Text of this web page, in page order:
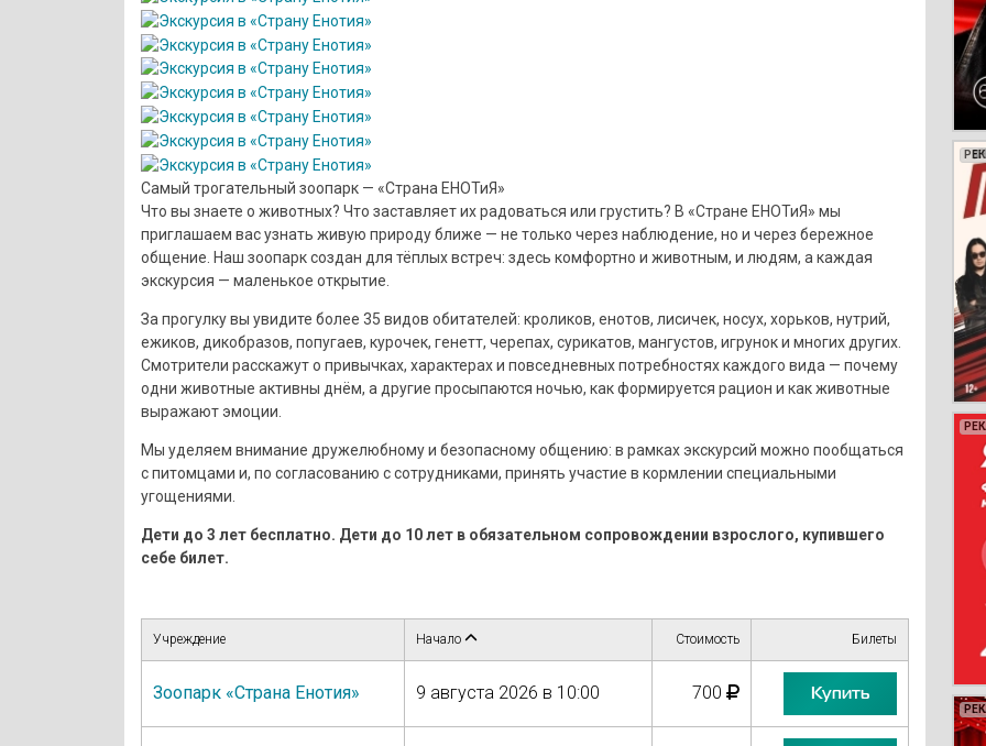
Самый трогательный зоопарк — «Страна ЕНОТиЯ»
Что вы знаете о животных? Что заставляет их радоваться или грустить? В «Стране ЕНОТиЯ» мы
приглашаем вас узнать живую природу ближе — не только через наблюдение, но и через бережное
общение. Наш зоопарк создан для тёплых встреч: здесь комфортно и животным, и людям, а каждая
экскурсия — маленькое открытие.
За прогулку вы увидите более 35 видов обитателей: кроликов, енотов, лисичек, носух, хорьков, нутрий,
ежиков, дикобразов, попугаев, курочек, генетт, черепах, сурикатов, мангустов, игрунок и многих других.
Смотрители расскажут о привычках, характерах и повседневных потребностях каждого вида — почему
одни животные активны днём, а другие просыпаются ночью, как формируется рацион и как животные
выражают эмоции.
Мы уделяем внимание дружелюбному и безопасному общению: в рамках экскурсий можно пообщаться
с питомцами и, по согласованию с сотрудниками, принять участие в кормлении специальными
угощениями.
Дети до 3 лет бесплатно. Дети до 10 лет в обязательном сопровождении взрослого, купившего
себе билет.
Учреждение Начало Стоимость Билеты
Зоопарк «Страна Енотия» 9 августа 2026 в 10:00 700 Купить